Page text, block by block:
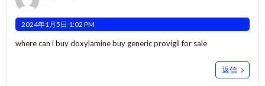
2024年1月5日 1:02 PM
where can i buy doxylaminebuy generic provigil for sale
返信